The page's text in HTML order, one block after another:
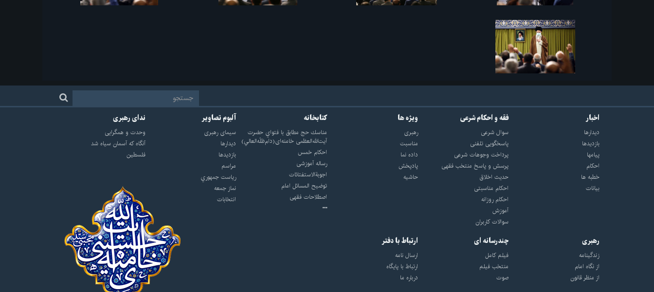
اخبار
دیدارها
بازديدها
پيامها
احكام
خطبه ها
بیانات
فقه و احکام شرعی
سوال شرعی
پاسخگویی تلفنی
پرداخت وجوهات شرعی
پرسش و پاسخ منتخب فقهی
حدیث اخلاق
احکام مناسبتی
احکام روزانه
آموزش
سوالات کاربران
ویژه ها
رهبری
مناسبت
داده نما
پادپخش
حاشیه
کتابخانه
مناسك حج مطابق با فتواي حضرت
آيت‌الله‌العظمى خامنه‌اى(دام‌ظلّه‌العالي)
احکام خمس
رساله آموزشی
اجوبة‌الاستفتائات
توضيح المسائل امام
اصطلاحات فقهى
آلبوم تصاویر
سيماى رهبرى
ديدارها
بازديدها
مراسم
رياست جمهوري
نماز جمعه
انتخابات
ندای رهبری
وحدت و همگرایی
آنگاه که آسمان سیاه شد
فلسطین
رهبری
زندگینامه
از نگاه امام
از منظر قانون
چندرسانه ای
فیلم کامل
منتخب فیلم
صوت
ارتباط با دفتر
ارسال نامه
ارتباط با پایگاه
درباره ما